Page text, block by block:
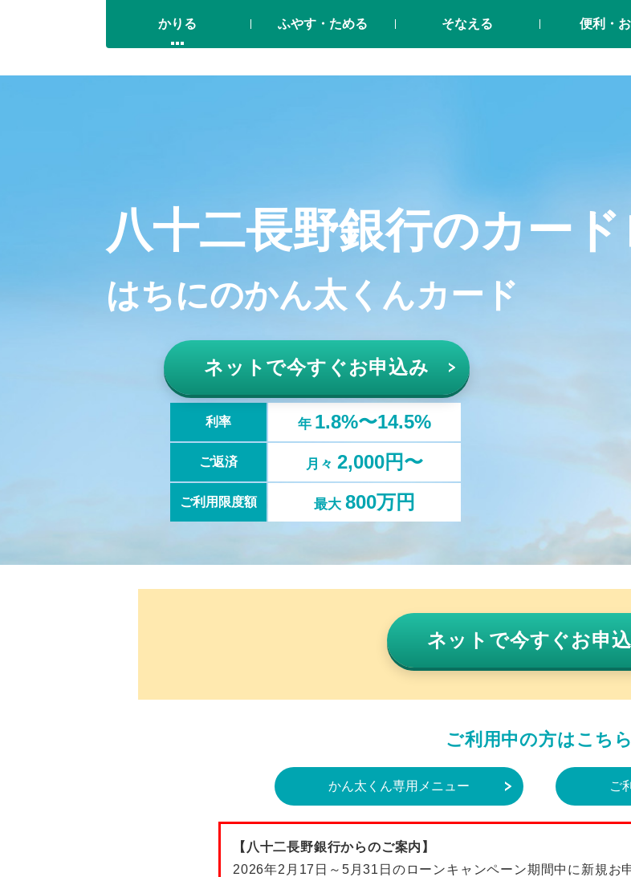
かりる ふやす・ためる そなえる 便利・
八十二長野銀行のカー
はちにのかん太くんカード
ネットで今すぐお申込み
利率 年 1.8%〜14.5%
ご返済 月々 2,000円〜
ご利用限度額 最大 800万円
ネットで今すぐお申
ご利用中の方はこちら
かん太くん専用メニュー ご
【八十二長野銀行からのご案内】
2026年2月17日～5月31日のローンキャンペーン期間中に新規お